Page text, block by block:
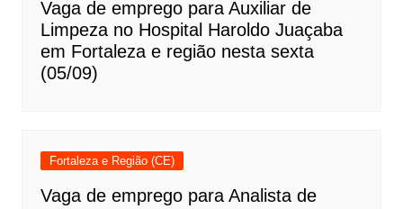
Vaga de emprego para Auxiliar de
Limpeza no Hospital Haroldo Juaçaba
em Fortaleza e região nesta sexta
(05/09)
Fortaleza e Região (CE)
Vaga de emprego para Analista de